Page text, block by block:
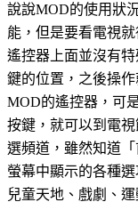
說說MOD的使用狀
能，但是要看電視
遙控器上面並沒有
鍵的位置，之後操
MOD的遙控器，可
按鍵，就可以到電
選頻道，雖然知道
螢幕中顯示的各種
兒童天地、戲劇、